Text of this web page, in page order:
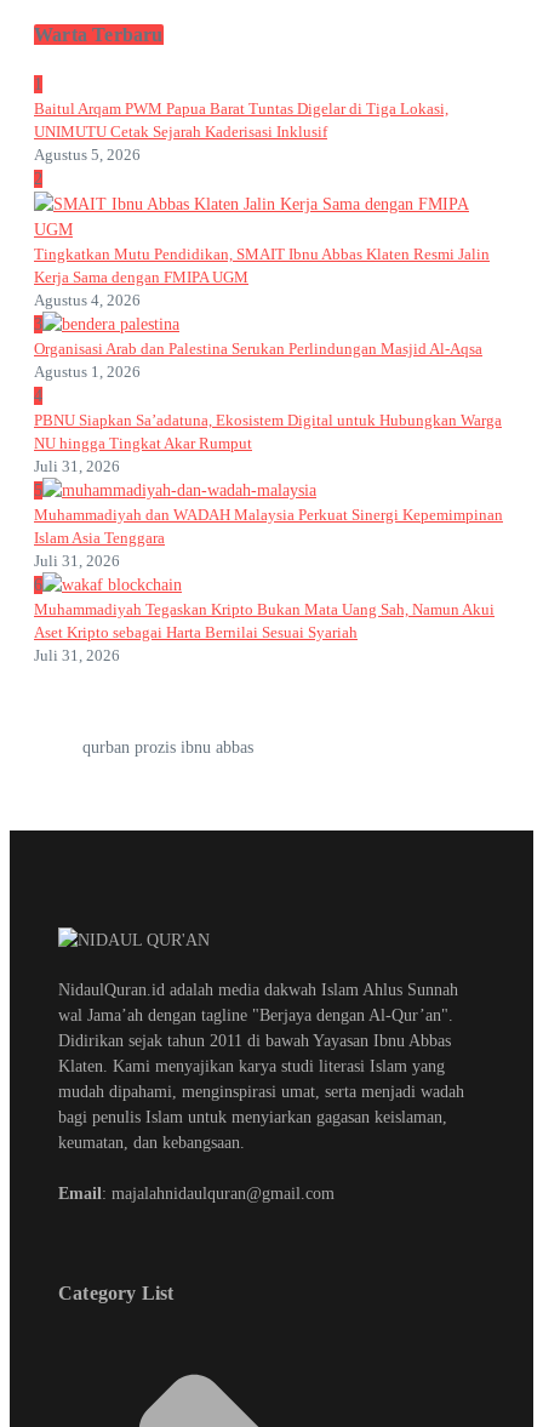
Warta Terbaru
1
Baitul Arqam PWM Papua Barat Tuntas Digelar di Tiga Lokasi,
UNIMUTU Cetak Sejarah Kaderisasi Inklusif
Agustus 5, 2026
2
Tingkatkan Mutu Pendidikan, SMAIT Ibnu Abbas Klaten Resmi Jalin
Kerja Sama dengan FMIPA UGM
Agustus 4, 2026
3
Organisasi Arab dan Palestina Serukan Perlindungan Masjid Al-Aqsa
Agustus 1, 2026
4
PBNU Siapkan Sa’adatuna, Ekosistem Digital untuk Hubungkan Warga
NU hingga Tingkat Akar Rumput
Juli 31, 2026
5
Muhammadiyah dan WADAH Malaysia Perkuat Sinergi Kepemimpinan
Islam Asia Tenggara
Juli 31, 2026
6
Muhammadiyah Tegaskan Kripto Bukan Mata Uang Sah, Namun Akui
Aset Kripto sebagai Harta Bernilai Sesuai Syariah
Juli 31, 2026
qurban prozis ibnu abbas
NidaulQuran.id adalah media dakwah Islam Ahlus Sunnah
wal Jama’ah dengan tagline "Berjaya dengan Al-Qur’an".
Didirikan sejak tahun 2011 di bawah Yayasan Ibnu Abbas
Klaten. Kami menyajikan karya studi literasi Islam yang
mudah dipahami, menginspirasi umat, serta menjadi wadah
bagi penulis Islam untuk menyiarkan gagasan keislaman,
keumatan, dan kebangsaan.
Email: majalahnidaulquran@gmail.com
Category List